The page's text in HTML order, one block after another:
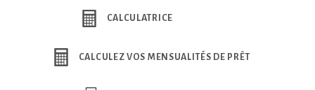
CALCULATRICE
CALCULEZ VOS MENSUALITÉS DE PRÊT